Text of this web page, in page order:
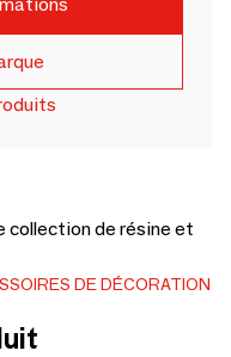
collection de résine et
DE DÉCORATION